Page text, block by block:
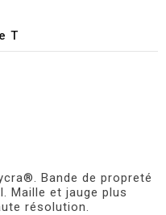
T
Bande de propreté
Maille et jauge plus
résolution.